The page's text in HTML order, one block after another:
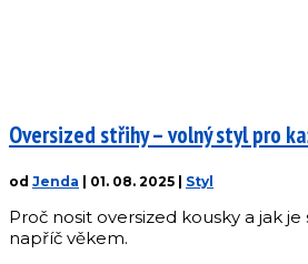
Oversized střihy – volný styl pro
od Jenda 01. 08. 2025 Styl
Proč nosit oversized kousky a jak
napříč věkem.